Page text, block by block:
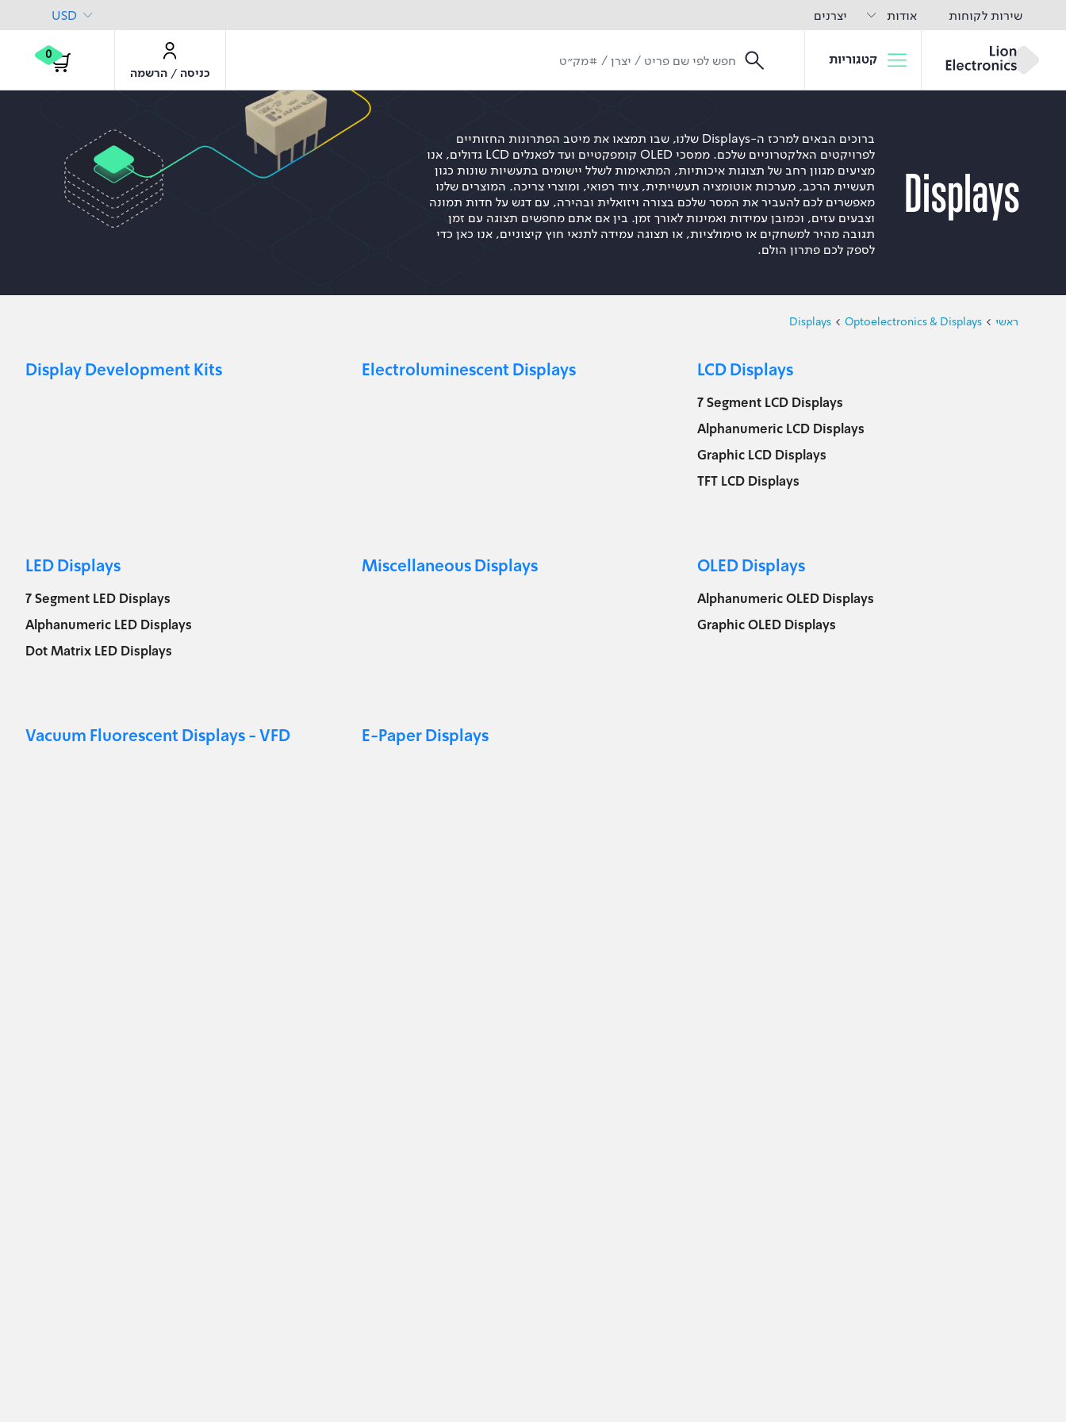
קטגוריות
כניסה / הרשמה
0
שירות לקוחות אודות יצרנים USD
Displays
ברוכים הבאים למרכז ה-Displays שלנו, שבו תמצאו את מיטב הפתרונות החזותיים
לפרויקטים האלקטרוניים שלכם. ממסכי OLED קומפקטיים ועד לפאנלים LCD גדולים, אנו
מציעים מגוון רחב של תצוגות איכותיות, המתאימות לשלל יישומים בתעשיות שונות כגון
תעשיית הרכב, מערכות אוטומציה תעשייתית, ציוד רפואי, ומוצרי צריכה. המוצרים שלנו
מאפשרים לכם להעביר את המסר שלכם בצורה ויזואלית ובהירה, עם דגש על חדות תמונה
וצבעים עזים, וכמובן עמידות ואמינות לאורך זמן. בין אם אתם מחפשים תצוגה עם זמן
תגובה מהיר למשחקים או סימולציות, או תצוגה עמידה לתנאי חוץ קיצוניים, אנו כאן כדי
לספק לכם פתרון הולם.
ראשי Optoelectronics & Displays
Displays
Display Development Kits Electroluminescent Displays LCD Displays
7 Segment LCD Displays
Alphanumeric LCD Displays
Graphic LCD Displays
TFT LCD Displays
LED Displays
7 Segment LED Displays
Alphanumeric LED Displays
Dot Matrix LED Displays
Miscellaneous Displays OLED Displays
Alphanumeric OLED Displays
Graphic OLED Displays
Vacuum Fluorescent Displays - VFD E-Paper Displays